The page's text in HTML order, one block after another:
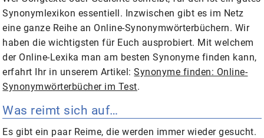
Synonymlexikon essentiell. Inzwischen gibt es im Netz
eine ganze Reihe an Online-Synonymwörterbüchern. Wir
haben die wichtigsten für Euch ausprobiert. Mit welchem
der Online-Lexika man am besten Synonyme finden kann,
erfahrt Ihr in unserem Artikel:Synonyme finden: Online-
Synonymwörterbücher im Test.
Was reimt sich auf…
Es gibt ein paar Reime, die werden immer wieder gesucht.